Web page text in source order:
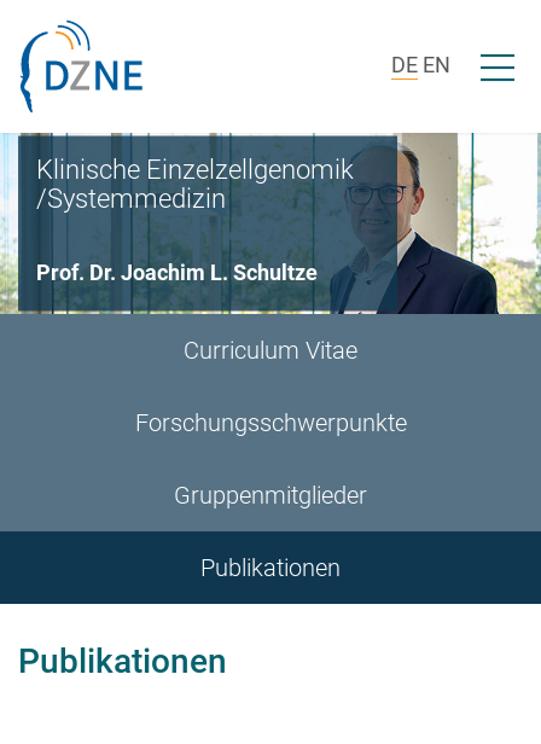
DE EN Menü
Klinische Einzelzellgenomik
/Systemmedizin
Prof. Dr. Joachim L. Schultze
Curriculum Vitae
Forschungsschwerpunkte
Gruppenmitglieder
Publikationen
Publikationen